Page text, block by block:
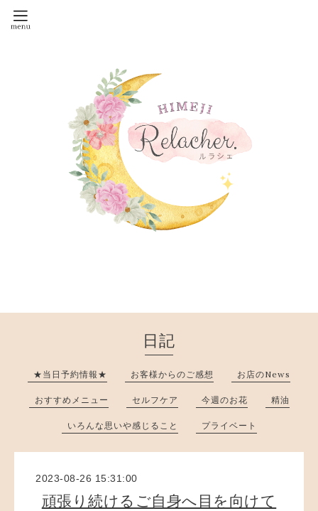
日記
★当日予約情報★ お客様からのご感想 お店のNews
おすすめメニュー セルフケア 今週のお花 精油
いろんな思いや感じること プライベート
2023-08-26 15:31:00
頑張り続けるご自身へ目を向けて